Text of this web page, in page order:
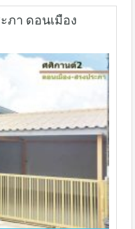
ภา ดอนเมือง